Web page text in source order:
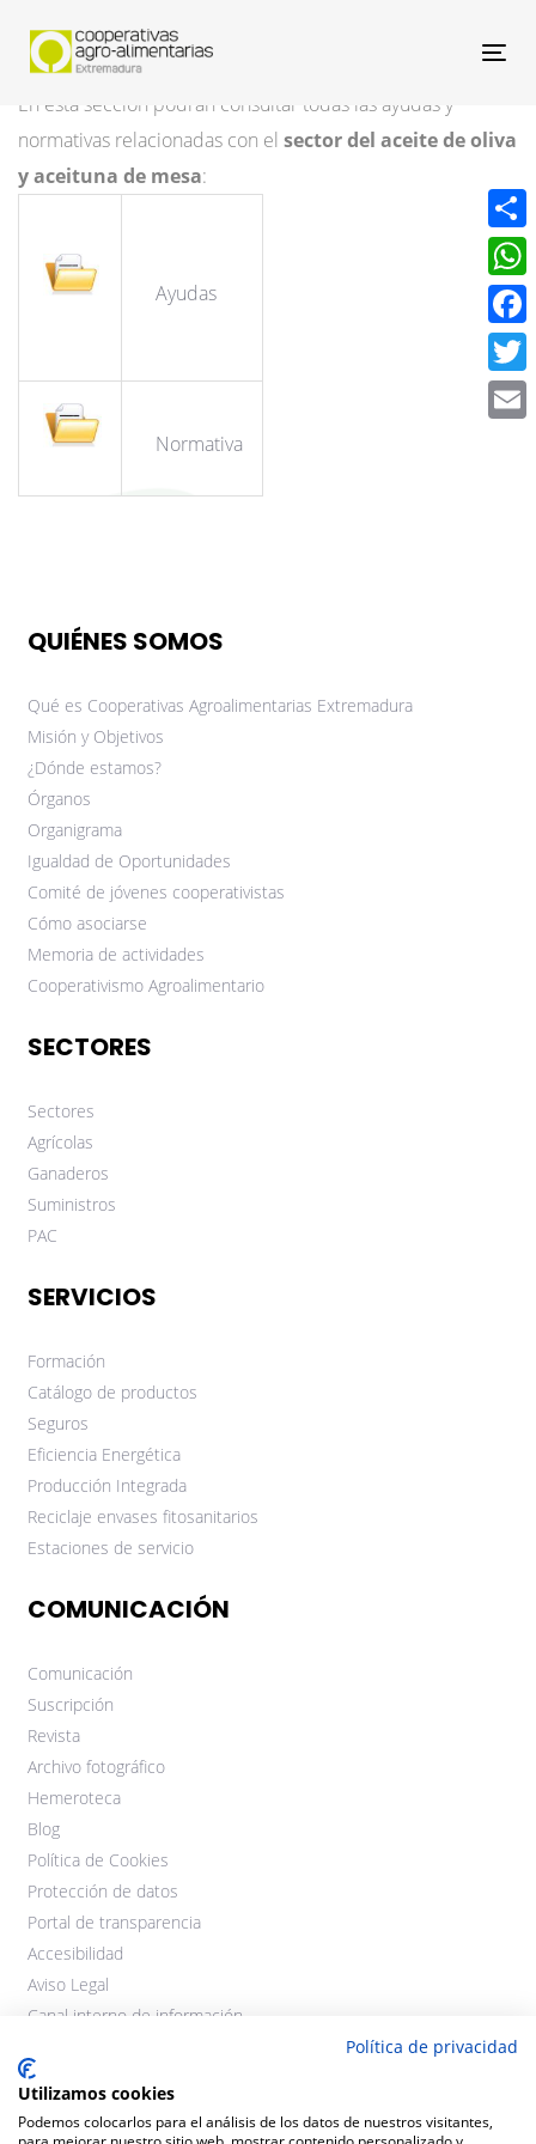
En esta sección podrán consultar todas las ayudas y
normativas relacionadas con el sector del aceite de oliva
y aceituna de mesa:
Ayudas
Normativa
QUIÉNES SOMOS
Qué es Cooperativas Agroalimentarias Extremadura
Misión y Objetivos
¿Dónde estamos?
Órganos
Organigrama
Igualdad de Oportunidades
Comité de jóvenes cooperativistas
Cómo asociarse
Memoria de actividades
Cooperativismo Agroalimentario
SECTORES
Sectores
Agrícolas
Ganaderos
Suministros
PAC
SERVICIOS
Formación
Catálogo de productos
Seguros
Eficiencia Energética
Producción Integrada
Reciclaje envases fitosanitarios
Estaciones de servicio
COMUNICACIÓN
Comunicación
Suscripción
Revista
Archivo fotográfico
Hemeroteca
Blog
Política de Cookies
Protección de datos
Portal de transparencia
Accesibilidad
Aviso Legal
Canal interno de información
Política de privacidad
Utilizamos cookies
Podemos colocarlos para el análisis de los datos de nuestros visitantes,